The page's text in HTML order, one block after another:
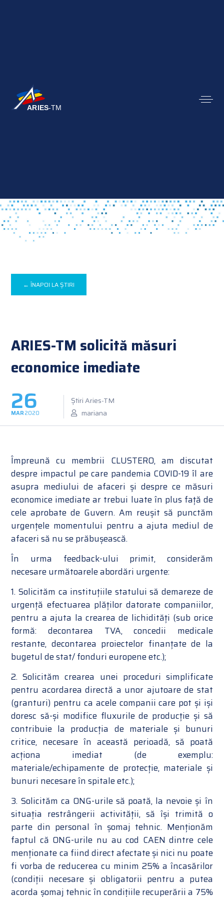
← ÎNAPOI LA ȘTIRI
ARIES-TM solicită măsuri
economice imediate
26
MAR2020
Știri Aries-TM
mariana
Împreună cu membrii CLUSTERO, am discutat
despre impactul pe care pandemia COVID-19 îl are
asupra mediului de afaceri și despre ce măsuri
economice imediate ar trebui luate în plus față de
cele aprobate de Guvern. Am reușit să punctăm
urgențele momentului pentru a ajuta mediul de
afaceri să nu se prăbușească.
În urma feedback-ului primit, considerăm
necesare următoarele abordări urgente:
1. Solicităm ca instituțiile statului să demareze de
urgență efectuarea plăților datorate companiilor,
pentru a ajuta la crearea de lichidități (sub orice
formă: decontarea TVA, concedii medicale
restante, decontarea proiectelor finanțate de la
bugetul de stat/ fonduri europene etc.);
2. Solicităm crearea unei proceduri simplificate
pentru acordarea directă a unor ajutoare de stat
(granturi) pentru ca acele companii care pot și iși
doresc să-și modifice fluxurile de producție și să
contribuie la producția de materiale și bunuri
critice, necesare în această perioadă, să poată
acționa imediat (de exemplu:
materiale/echipamente de protecție, materiale și
bunuri necesare în spitale etc.);
3. Solicităm ca ONG-urile să poată, la nevoie și în
situația restrângerii activității, să își trimită o
parte din personal în șomaj tehnic. Menționăm
faptul că ONG-urile nu au cod CAEN dintre cele
menționate ca fiind direct afectate și nici nu poate
fi vorba de reducerea cu minim 25% a încasărilor
(condiții necesare și obligatorii pentru a putea
acorda șomaj tehnic în condițiile recuperării a 75%